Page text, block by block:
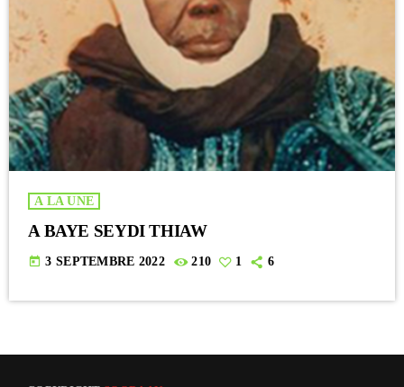
A LA UNE
A BAYE SEYDI THIAW
today 3 SEPTEMBRE 2022 210 1 6